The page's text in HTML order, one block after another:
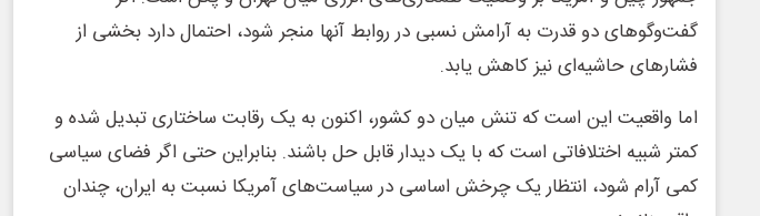
گفت‌وگوهای دو قدرت به آرامش نسبی در روابط آنها منجر شود، احتمال دارد بخشی از
فشارهای حاشیه‌ای نیز کاهش یابد.
اما واقعیت این است که تنش میان دو کشور، اکنون به یک رقابت ساختاری تبدیل شده و
کمتر شبیه اختلافاتی است که با یک دیدار قابل حل باشند. بنابراین حتی اگر فضای سیاسی
کمی آرام شود، انتظار یک چرخش اساسی در سیاست‌های آمریکا نسبت به ایران، چندان